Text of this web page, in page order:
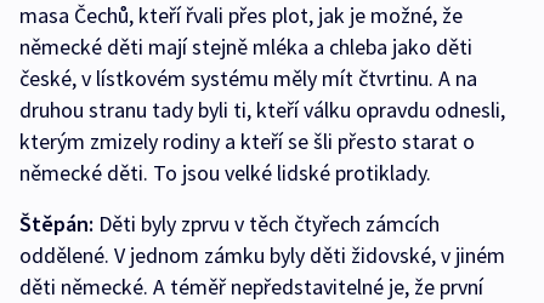
masa Čechů, kteří řvali přes plot, jak je možné, že
německé děti mají stejně mléka a chleba jako děti
české, v lístkovém systému měly mít čtvrtinu. A na
druhou stranu tady byli ti, kteří válku opravdu odnesli,
kterým zmizely rodiny a kteří se šli přesto starat o
německé děti. To jsou velké lidské protiklady.
Štěpán: Děti byly zprvu v těch čtyřech zámcích
oddělené. V jednom zámku byly děti židovské, v jiném
děti německé. A téměř nepředstavitelné je, že první